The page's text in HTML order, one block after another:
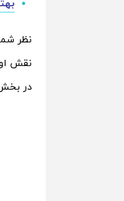
نظر
نقش
در